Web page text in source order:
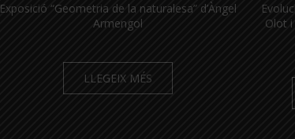
Exposició “Geometria de la naturalesa” d’Àngel
Armengol
LLEGEIX MÉS
Olot